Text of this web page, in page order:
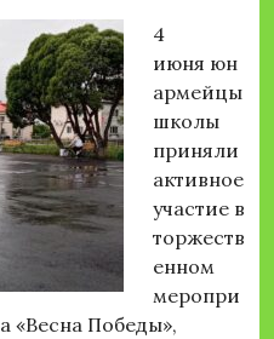
4
июня юн
армейцы
школы
приняли
активное
участие в
торжеств
енном
меропри
«Весна Победы»,